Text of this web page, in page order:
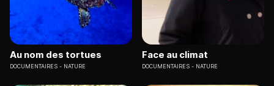
Au nom des tortues
DOCUMENTAIRES NATURE
Face au climat
DOCUMENTAIRES NATURE